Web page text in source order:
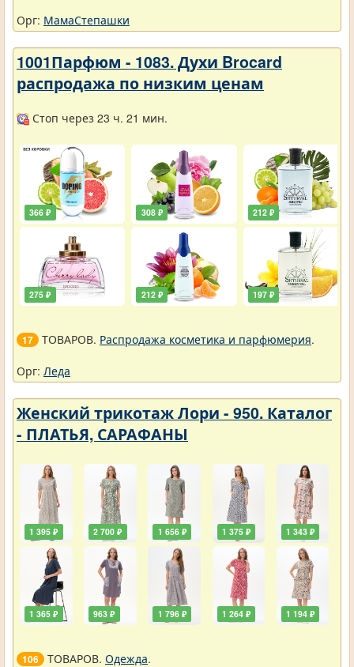
Орг: МамаСтепашки
1001Парфюм - 1083. Духи Brocard
распродажа по низким ценам
Стоп через 23 ч. 21 мин.
366 ₽
275 ₽
308 ₽
212 ₽
212 ₽
197 ₽
17 ТОВАРОВ. Распродажа косметика и парфюмерия.
Орг: Леда
Женский трикотаж Лори - 950. Каталог
- ПЛАТЬЯ, САРАФАНЫ
1 395 ₽
1 365 ₽
2 700 ₽
963 ₽
1 656 ₽
1 796 ₽
1 375 ₽
1 264 ₽
1 343 ₽
1 194 ₽
106 ТОВАРОВ. Одежда.